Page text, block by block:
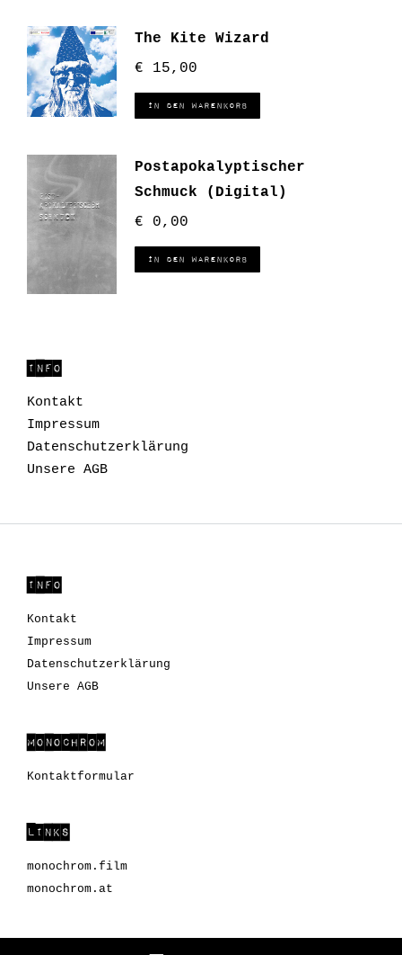
The Kite Wizard
€ 15,00
In den Warenkorb
Postapokalyptischer
Schmuck (Digital)
€ 0,00
In den Warenkorb
INFO
Kontakt
Impressum
Datenschutzerklärung
Unsere AGB
INFO
Kontakt
Impressum
Datenschutzerklärung
Unsere AGB
MONOCHROM
Kontaktformular
LINKS
monochrom.film
monochrom.at